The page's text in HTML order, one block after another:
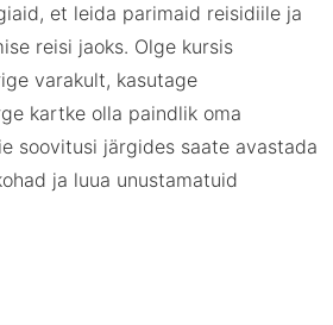
et leida parimaid reisidiile ja
reisi jaoks. Olge kursis
varakult, kasutage
kartke olla paindlik oma
soovitusi järgides saate avastada
ja luua unustamatuid